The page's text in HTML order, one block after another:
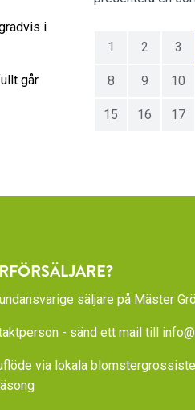
i
går
1 2 3
8 9 10
15 16 17
säljare på Mäster
- sänd ett mail till
via lokala